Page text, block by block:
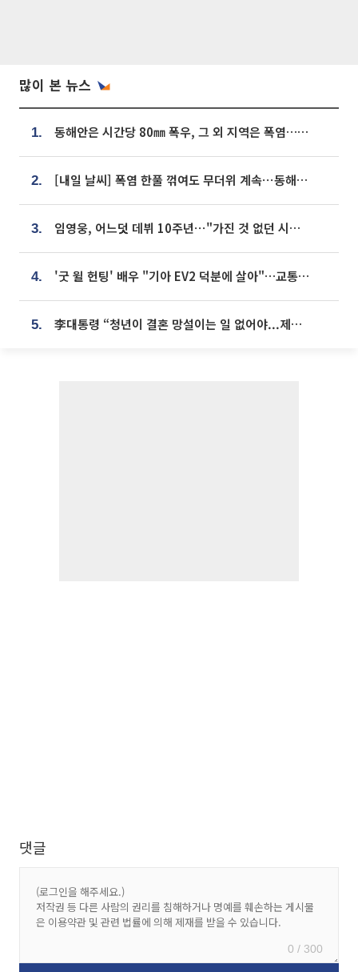
많이 본 뉴스
1. 동해안은 시간당 80㎜ 폭우, 그 외 지역은 폭염…‘극과 극 날씨’
2. [내일 날씨] 폭염 한풀 꺾여도 무더위 계속⋯동해안 이틀 연속 비
3. 임영웅, 어느덧 데뷔 10주년⋯"가진 것 없던 시절, 내 앞엔 20명의 팬뿐"
4. '굿 윌 헌팅' 배우 "기아 EV2 덕분에 살아"…교통사고 후 안전성 극찬
5. 李대통령 “청년이 결혼 망설이는 일 없어야...제도상 불이익 조사”
댓글
0 / 300